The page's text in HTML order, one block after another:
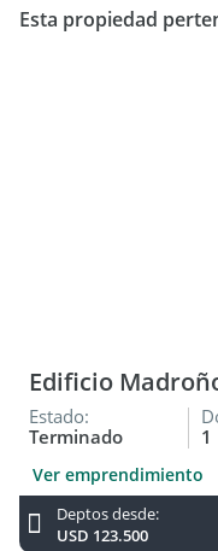
Esta propiedad
Edificio
Estado:
Terminado
1
Ver emprendimiento
Deptos desde:
USD 123.500